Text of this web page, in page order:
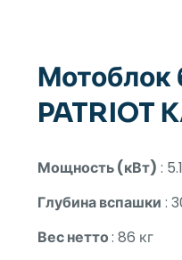
Мотоблок
PATRIOT
Мощность (кВт) :
Глубина вспашки :
Вес нетто: 86 кг